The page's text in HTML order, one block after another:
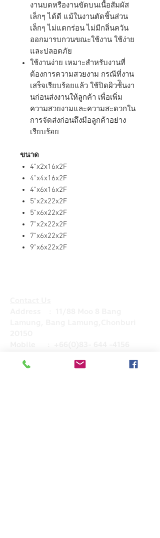
งานบดหรืองานขัดบนเนื้อสัมผัส
เล็กๆ ได้ดี แม้ในงานตัดชิ้นส่วน
เล็กๆ ไม่แตกร่อน ไม่มีกลิ่นควัน
ออกมารบกวนขณะใช้งาน ใช้ง่าย
และปลอดภัย
ใช้งานง่าย เหมาะสำหรับงานที่
ต้องการความสวยงาม กรณีที่งาน
เสร็จเรียบร้อยแล้ว ใช้ปิดผิวช้ินงา
นก่อนส่งงานให้ลูกค้า เพื่อเพิ่ม
ความสวยงามและความสะดวกใน
การจัดส่งก่อนถึงมือลูกค้าอย่าง
เรียบร้อย
ขนาด
4"x2x16x2F
4"x4x16x2F
4"x6x16x2F
5"x2x22x2F
5"x6x22x2F
7"x2x22x2F
7"x6x22x2F
9"x6x22x2F
admin@hkglobalsupply.com